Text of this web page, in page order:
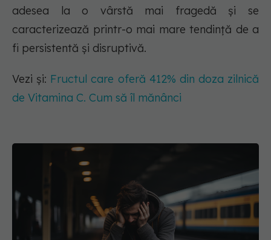
adesea la o vârstă mai fragedă și se
caracterizează printr-o mai mare tendință de a
fi persistentă și disruptivă.
Vezi și: Fructul care oferă 412% din doza zilnică
de Vitamina C. Cum să îl mănânci